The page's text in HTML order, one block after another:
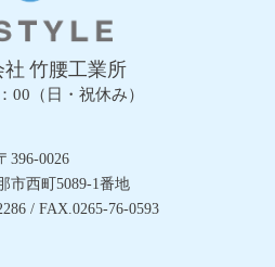
社 竹腰工業所
00（日・祝休み）
396-0026
市西町5089-1番地
/ FAX.0265-76-0593